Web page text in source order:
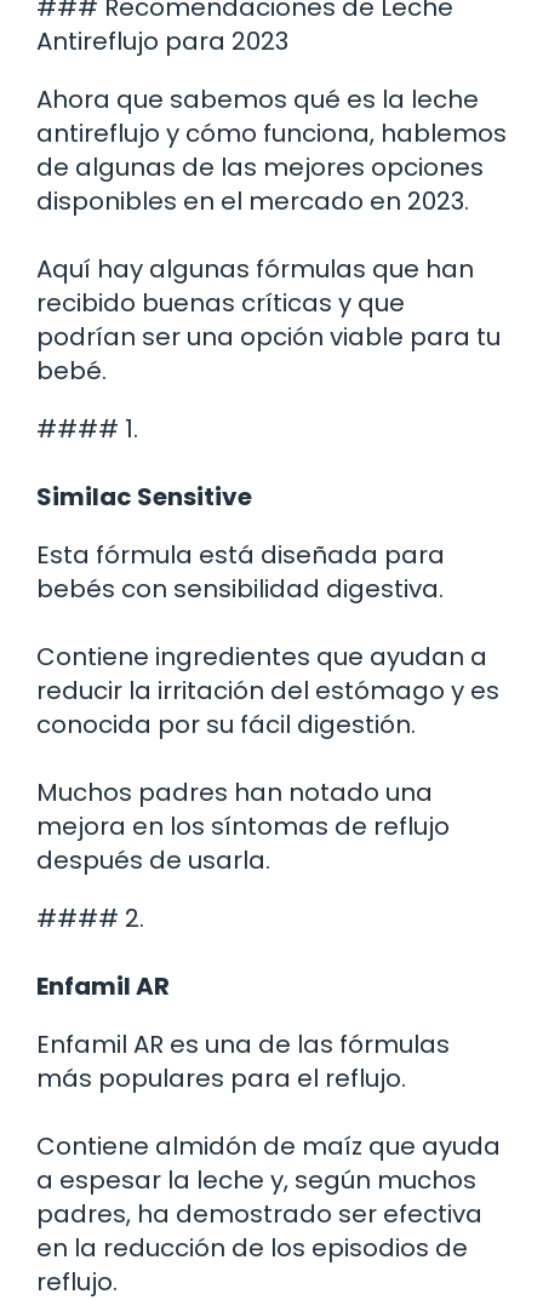
### Recomendaciones de Leche
Antireflujo para 2023
Ahora que sabemos qué es la leche
antireflujo y cómo funciona, hablemos
de algunas de las mejores opciones
disponibles en el mercado en 2023.
Aquí hay algunas fórmulas que han
recibido buenas críticas y que
podrían ser una opción viable para tu
bebé.
#### 1.
Similac Sensitive
Esta fórmula está diseñada para
bebés con sensibilidad digestiva.
Contiene ingredientes que ayudan a
reducir la irritación del estómago y es
conocida por su fácil digestión.
Muchos padres han notado una
mejora en los síntomas de reflujo
después de usarla.
#### 2.
Enfamil AR
Enfamil AR es una de las fórmulas
más populares para el reflujo.
Contiene almidón de maíz que ayuda
a espesar la leche y, según muchos
padres, ha demostrado ser efectiva
en la reducción de los episodios de
reflujo.